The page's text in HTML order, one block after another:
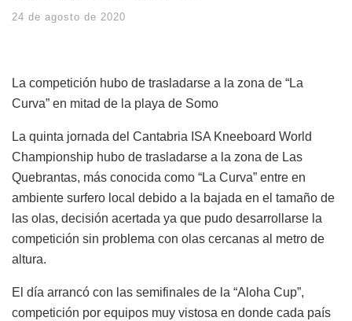
24 de agosto de 2020
La competición hubo de trasladarse a la zona de “La
Curva” en mitad de la playa de Somo
La quinta jornada del Cantabria ISA Kneeboard World
Championship hubo de trasladarse a la zona de Las
Quebrantas, más conocida como “La Curva” entre en
ambiente surfero local debido a la bajada en el tamaño de
las olas, decisión acertada ya que pudo desarrollarse la
competición sin problema con olas cercanas al metro de
altura.
El día arrancó con las semifinales de la “Aloha Cup”,
competición por equipos muy vistosa en donde cada país